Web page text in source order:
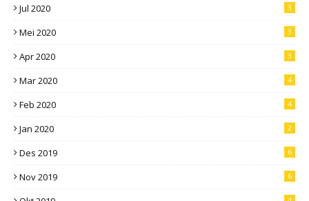
Jul 2020 3
Mei 2020 3
Apr 2020 3
Mar 2020 4
Feb 2020 4
Jan 2020 2
Des 2019 6
Nov 2019 6